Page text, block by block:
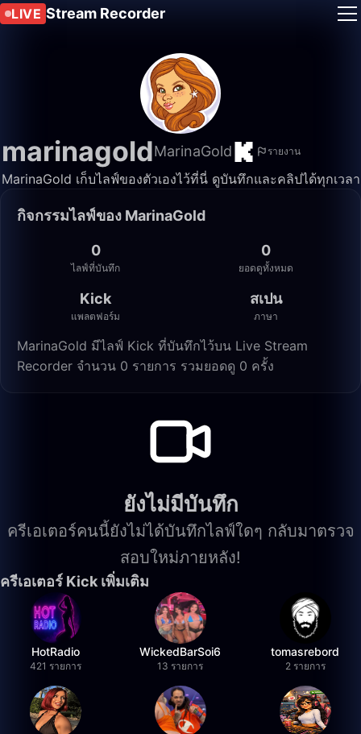
LIVE Stream Recorder
marinagoldMarinaGold รายงาน
MarinaGold เก็บไลฟ์ของตัวเองไว้ที่นี่ ดูบันทึกและคลิปได้ทุกเวลา
กิจกรรมไลฟ์ของ MarinaGold
0
ไลฟ์ที่บันทึก
0
ยอดดูทั้งหมด
Kick
แพลตฟอร์ม
สเปน
ภาษา
MarinaGold มีไลฟ์ Kick ที่บันทึกไว้บน Live Stream
Recorder จำนวน 0 รายการ รวมยอดดู 0 ครั้ง
ยังไม่มีบันทึก
ครีเอเตอร์คนนี้ยังไม่ได้บันทึกไลฟ์ใดๆ กลับมาตรวจ
สอบใหม่ภายหลัง!
ครีเอเตอร์ Kick เพิ่มเติม
HotRadio
421 รายการ
WickedBarSoi6
13 รายการ
tomasrebord
2 รายการ